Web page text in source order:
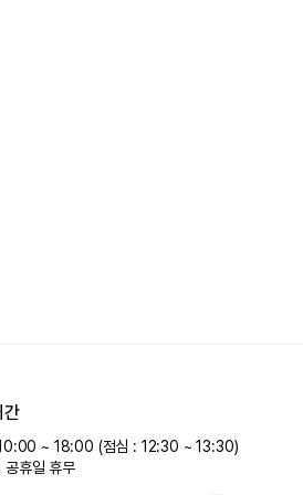
간
~ 18:00 (점심 : 12:30 ~ 13:30)
공휴일 휴무